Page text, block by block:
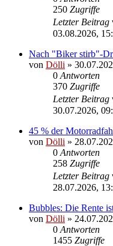
250 Zugriffe
Letzter Beitrag
03.08.2026,
Nach "Biker stirb"-
von Dölli »
0 Antworten
370 Zugriffe
Letzter Beitrag
30.07.2026,
45 % der
von Dölli »
0 Antworten
258 Zugriffe
Letzter Beitrag
28.07.2026,
Bubbles: Die Rente
von Dölli »
0 Antworten
1455 Zugriffe